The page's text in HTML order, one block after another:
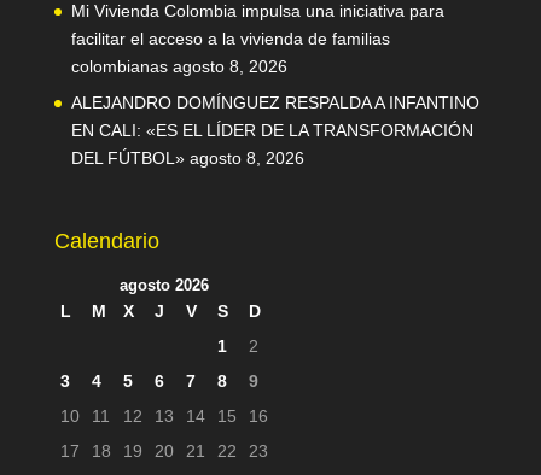
Mi Vivienda Colombia impulsa una iniciativa para
facilitar el acceso a la vivienda de familias
colombianas agosto 8, 2026
ALEJANDRO DOMÍNGUEZ RESPALDA A INFANTINO
EN CALI: «ES EL LÍDER DE LA TRANSFORMACIÓN
DEL FÚTBOL» agosto 8, 2026
Calendario
agosto 2026
L M X J V S
D
1
2
3
4 5 6 7 8
9
10
11 12 13 14 15
16
17
18 19 20 21 22
23